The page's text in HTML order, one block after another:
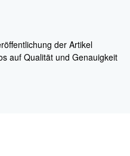
der Artikel
auf Qualität und Genauigkeit